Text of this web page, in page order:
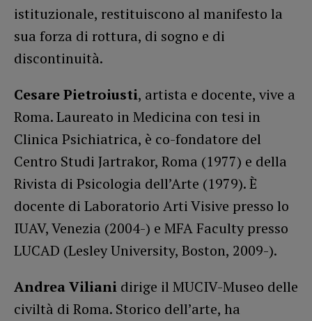
istituzionale, restituiscono al manifesto la
sua forza di rottura, di sogno e di
discontinuità.
Cesare Pietroiusti, artista e docente, vive a
Roma. Laureato in Medicina con tesi in
Clinica Psichiatrica, è co-fondatore del
Centro Studi Jartrakor, Roma (1977) e della
Rivista di Psicologia dell’Arte (1979). È
docente di Laboratorio Arti Visive presso lo
IUAV, Venezia (2004-) e MFA Faculty presso
LUCAD (Lesley University, Boston, 2009-).
Andrea Viliani dirige il MUCIV-Museo delle
civiltà di Roma. Storico dell’arte, ha